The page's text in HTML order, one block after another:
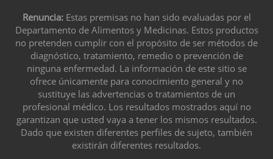
Renuncia:Estas premisas no han sido evaluadas por el
Departamento de Alimentos y Medicinas. Estos productos
no pretenden cumplir con el propósito de ser métodos de
diagnóstico, tratamiento, remedio o prevención de
ninguna enfermedad. La información de este sitio se
ofrece únicamente para conocimiento general y no
sustituye las advertencias o tratamientos de un
profesional médico. Los resultados mostrados aquí no
garantizan que usted vaya a tener los mismos resultados.
Dado que existen diferentes perfiles de sujeto, también
existirán diferentes resultados.